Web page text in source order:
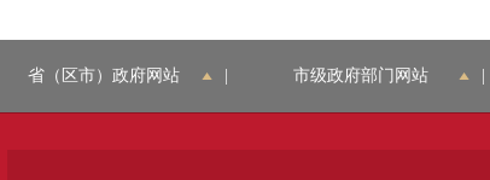
省（区市）政府网站 市级政府部门网站